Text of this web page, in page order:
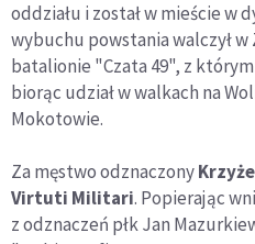
oddziału i został w mieście w
wybuchu powstania walczył
batalionie "Czata 49", z
biorąc udział w walkach na
Mokotowie.
Za męstwo odznaczony
Virtuti Militari. Popierając
z odznaczeń płk Jan